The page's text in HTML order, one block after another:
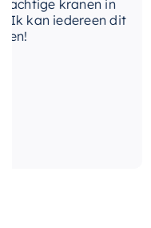
kranen in
iedereen dit